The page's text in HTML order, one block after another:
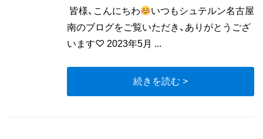
皆様、こんにちわ
いつもシュテルン名古屋
南のブログをご覧いただき、ありがとうござ
います♡ 2023年5月 ...
続きを読む >